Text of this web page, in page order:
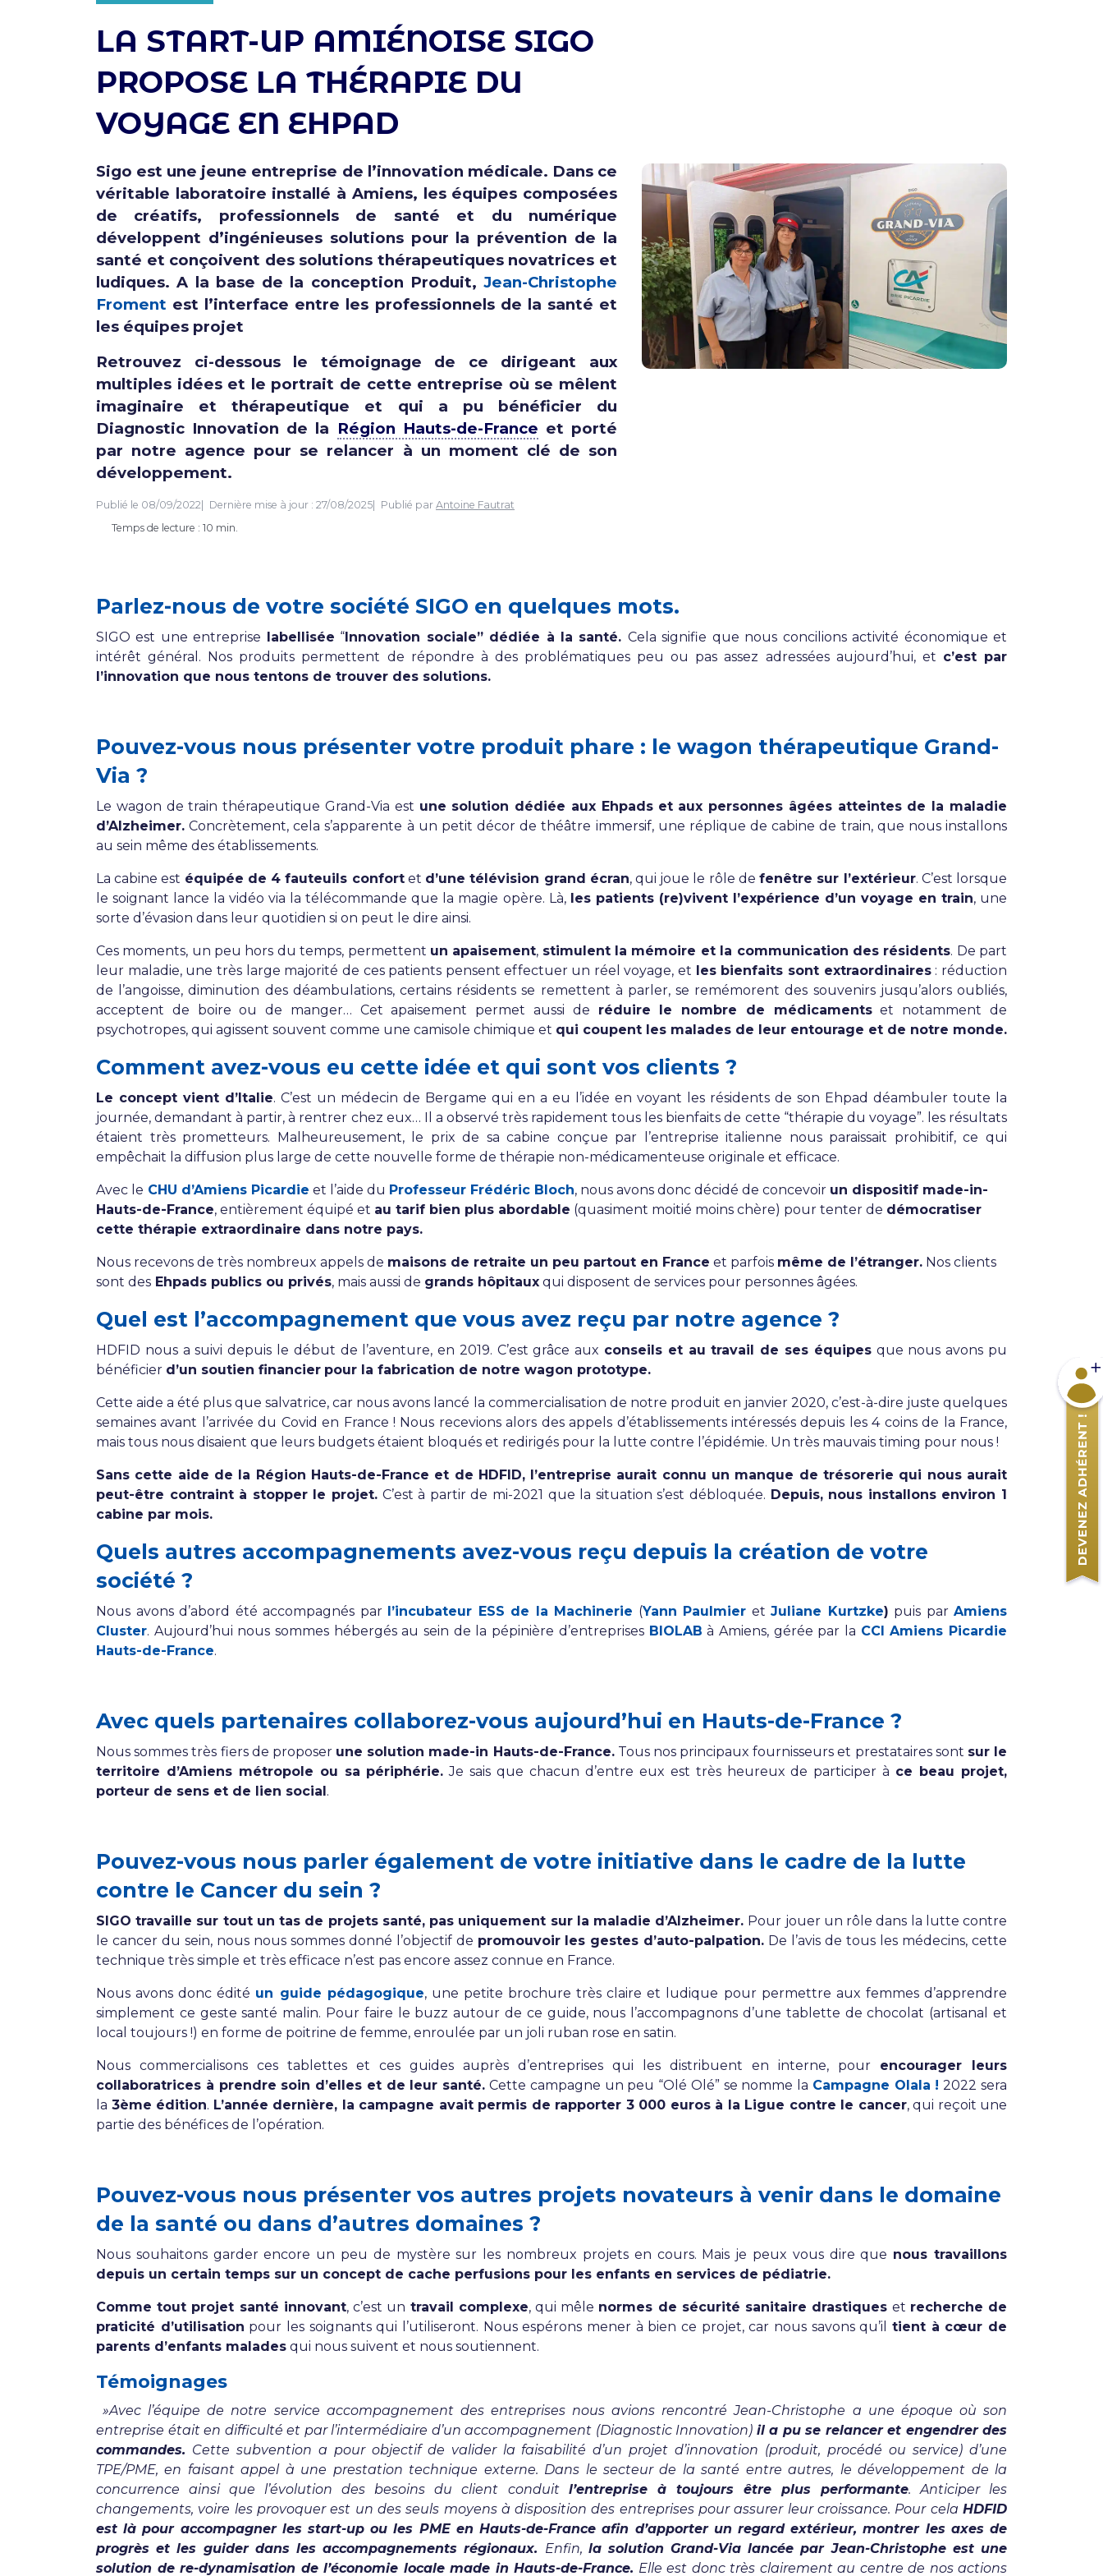
LA START-UP AMIÉNOISE SIGO
PROPOSE LA THÉRAPIE DU
VOYAGE EN EHPAD
Sigo est une jeune entreprise de l’innovation médicale. Dans ce
véritable laboratoire installé à Amiens, les équipes composées
de créatifs, professionnels de santé et du numérique
développent d’ingénieuses solutions pour la prévention de la
santé et conçoivent des solutions thérapeutiques novatrices et
ludiques. A la base de la conception Produit, Jean-Christophe
Froment est l’interface entre les professionnels de la santé et
les équipes projet
Retrouvez ci-dessous le témoignage de ce dirigeant aux
multiples idées et le portrait de cette entreprise où se mêlent
imaginaire et thérapeutique et qui a pu bénéficier du
Diagnostic Innovation de la Région Hauts-de-France et porté
par notre agence pour se relancer à un moment clé de son
développement.
Publié le 08/09/2022 Dernière mise à jour : 27/08/2025 Publié par Antoine Fautrat
Temps de lecture : 10 min.
Parlez-nous de votre société SIGO en quelques mots.
SIGO est une entreprise labellisée “Innovation sociale” dédiée à la santé. Cela signifie que nous concilions activité économique et
intérêt général. Nos produits permettent de répondre à des problématiques peu ou pas assez adressées aujourd’hui, et c’est par
l’innovation que nous tentons de trouver des solutions.
Pouvez-vous nous présenter votre produit phare : le wagon thérapeutique Grand-
Via ?
Le wagon de train thérapeutique Grand-Via est une solution dédiée aux Ehpads et aux personnes âgées atteintes de la maladie
d’Alzheimer. Concrètement, cela s’apparente à un petit décor de théâtre immersif, une réplique de cabine de train, que nous installons
au sein même des établissements.
La cabine est équipée de 4 fauteuils confortet d’une télévision grand écran, qui joue le rôle defenêtre sur l’extérieur. C’est lorsque
le soignant lance la vidéo via la télécommande que la magie opère. Là, les patients (re)vivent l’expérience d’un voyage en train, une
sorte d’évasion dans leur quotidien si on peut le dire ainsi.
Ces moments, un peu hors du temps, permettent un apaisement, stimulent la mémoire et la communication des résidents. De part
leur maladie, une très large majorité de ces patients pensent effectuer un réel voyage, et les bienfaits sont extraordinaires: réduction
de l’angoisse, diminution des déambulations, certains résidents se remettent à parler, se remémorent des souvenirs jusqu’alors oubliés,
acceptent de boire ou de manger… Cet apaisement permet aussi de réduire le nombre de médicamentset notamment de
psychotropes, qui agissent souvent comme une camisole chimique et qui coupent les malades de leur entourage et de notre monde.
Comment avez-vous eu cette idée et qui sont vos clients ?
Le concept vient d’Italie. C’est un médecin de Bergame qui en a eu l’idée en voyant les résidents de son Ehpad déambuler toute la
journée, demandant à partir, à rentrer chez eux… Il a observé très rapidement tous les bienfaits de cette “thérapie du voyage”. les résultats
étaient très prometteurs. Malheureusement, le prix de sa cabine conçue par l’entreprise italienne nous paraissait prohibitif, ce qui
empêchait la diffusion plus large de cette nouvelle forme de thérapie non-médicamenteuse originale et efficace.
Avec le CHU d’Amiens Picardie et l’aide du Professeur Frédéric Bloch, nous avons donc décidé de concevoir un dispositif made-in-
Hauts-de-France, entièrement équipé et au tarif bien plus abordable (quasiment moitié moins chère) pour tenter de démocratiser
cette thérapie extraordinaire dans notre pays.
Nous recevons de très nombreux appels de maisons de retraite un peu partout en France et parfois même de l’étranger. Nos clients
sont des Ehpads publics ou privés, mais aussi de grands hôpitaux qui disposent de services pour personnes âgées.
Quel est l’accompagnement que vous avez reçu par notre agence ?
HDFID nous a suivi depuis le début de l’aventure, en 2019. C’est grâce aux conseils et au travail de ses équipesque nous avons pu
bénéficier d’un soutien financier pour la fabrication de notre wagon prototype.
Cette aide a été plus que salvatrice, car nous avons lancé la commercialisation de notre produit en janvier 2020, c’est-à-dire juste quelques
semaines avant l’arrivée du Covid en France ! Nous recevions alors des appels d’établissements intéressés depuis les 4 coins de la France,
mais tous nous disaient que leurs budgets étaient bloqués et redirigés pour la lutte contre l’épidémie. Un très mauvais timing pour nous !
Sans cette aide de la Région Hauts-de-France et de HDFID, l’entreprise aurait connu un manque de trésorerie qui nous aurait
peut-être contraint à stopper le projet. C’est à partir de mi-2021 que la situation s’est débloquée. Depuis, nous installons environ 1
cabine par mois.
Quels autres accompagnements avez-vous reçu depuis la création de votre
société ?
Nous avons d’abord été accompagnés par l’incubateur ESS de la Machinerie (Yann Paulmier et Juliane Kurtzke) puis par Amiens
Cluster. Aujourd’hui nous sommes hébergés au sein de la pépinière d’entreprises BIOLAB à Amiens, gérée par la CCI Amiens Picardie
Hauts-de-France.
Avec quels partenaires collaborez-vous aujourd’hui en Hauts-de-France ?
Nous sommes très fiers de proposer une solution made-in Hauts-de-France.Tous nos principaux fournisseurs et prestataires sont sur le
territoire d’Amiens métropole ou sa périphérie. Je sais que chacun d’entre eux est très heureux de participer à ce beau projet,
porteur de sens et de lien social.
Pouvez-vous nous parler également de votre initiative dans le cadre de la lutte
contre le Cancer du sein ?
SIGO travaille sur tout un tas de projets santé, pas uniquement sur la maladie d’Alzheimer. Pour jouer un rôle dans la lutte contre
le cancer du sein, nous nous sommes donné l’objectif de promouvoir les gestes d’auto-palpation. De l’avis de tous les médecins, cette
technique très simple et très efficace n’est pas encore assez connue en France.
Nous avons donc édité un guide pédagogique, une petite brochure très claire et ludique pour permettre aux femmes d’apprendre
simplement ce geste santé malin. Pour faire le buzz autour de ce guide, nous l’accompagnons d’une tablette de chocolat (artisanal et
local toujours !) en forme de poitrine de femme, enroulée par un joli ruban rose en satin.
Nous commercialisons ces tablettes et ces guides auprès d’entreprises qui les distribuent en interne, pour encourager leurs
collaboratrices à prendre soin d’elles et de leur santé. Cette campagne un peu “Olé Olé” se nomme la Campagne Olala ! 2022 sera
la 3ème édition. L’année dernière, la campagne avait permis de rapporter 3 000 euros à la Ligue contre le cancer, qui reçoit une
partie des bénéfices de l’opération.
Pouvez-vous nous présenter vos autres projets novateurs à venir dans le domaine
de la santé ou dans d’autres domaines ?
Nous souhaitons garder encore un peu de mystère sur les nombreux projets en cours. Mais je peux vous dire que nous travaillons
depuis un certain temps sur un concept de cache perfusions pour les enfants en services de pédiatrie.
Comme tout projet santé innovant, c’est un travail complexe, qui mêle normes de sécurité sanitaire drastiques et recherche de
praticité d’utilisation pour les soignants qui l’utiliseront. Nous espérons mener à bien ce projet, car nous savons qu’iltient à cœur de
parents d’enfants malades qui nous suivent et nous soutiennent.
Témoignages
»Avec l’équipe de notre service accompagnement des entreprises nous avions rencontré Jean-Christophe a une époque où son
entreprise était en difficulté et par l’intermédiaire d’un accompagnement (Diagnostic Innovation) il a pu se relancer et engendrer des
commandes. Cette subvention a pour objectif de valider la faisabilité d’un projet d’innovation (produit, procédé ou service) d’une
TPE/PME, en faisant appel à une prestation technique externe. Dans le secteur de la santé entre autres, le développement de la
concurrence ainsi que l’évolution des besoins du client conduit l’entreprise à toujours être plus performante. Anticiper les
changements, voire les provoquer est un des seuls moyens à disposition des entreprises pour assurer leur croissance. Pour cela HDFID
est là pour accompagner les start-up ou les PME en Hauts-de-France afin d’apporter un regard extérieur, montrer les axes de
progrès et les guider dans les accompagnements régionaux. Enfin, la solution Grand-Via lancée par Jean-Christophe est une
solution de re-dynamisation de l’économie locale made in Hauts-de-France. Elle est donc très clairement au centre de nos actions